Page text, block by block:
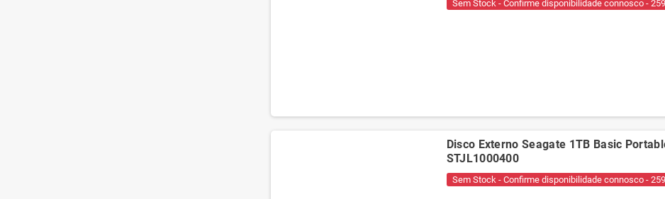
Sem Stock - Confirme disponibilidade connosco -
Disco Externo Seagate 1TB Basic
STJL1000400
Sem Stock - Confirme disponibilidade connosco -